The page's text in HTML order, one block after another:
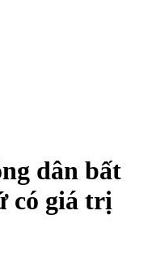
dân bất
có giá trị